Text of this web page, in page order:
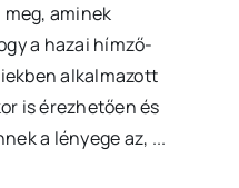
aminek
a hazai hímző-
alkalmazott
is érezhetően és
a lényege az, ...